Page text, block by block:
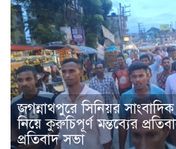
জগন্নাথপুরে সিনিয়র
নিয়ে কুরুচিপূর্ণ মন্তব্যের
প্রতিবাদ সভা